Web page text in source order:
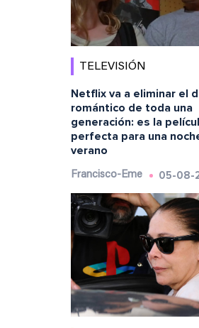
TELEVISIÓN
Netflix va a eliminar el
romántico de toda una
generación: es la
perfecta para una
verano
Francisco-Eme 05-08-